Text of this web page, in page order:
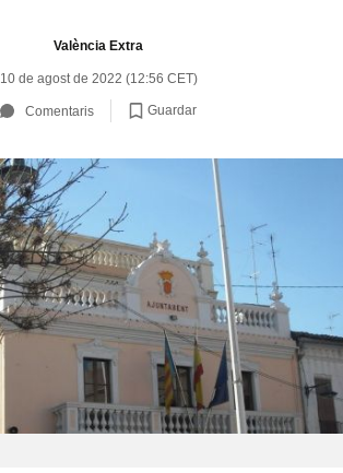
València Extra
10 de agost de 2022 (12:56 CET)
Comentaris Guardar